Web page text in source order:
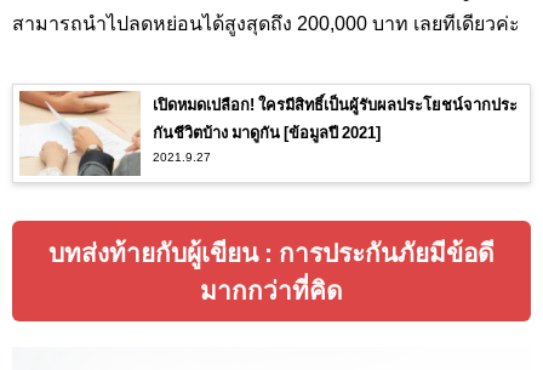
สามารถนำไปลดหย่อนได้สูงสุดถึง 200,000 บาท เลยทีเดียวค่ะ
เปิดหมดเปลือก! ใครมีสิทธิ์เป็นผู้รับผลประโยชน์จากประ
กันชีวิตบ้าง มาดูกัน [ข้อมูลปี 2021]
2021.9.27
บทส่งท้ายกับผู้เขียน : การประกันภัยมีข้อดี
มากกว่าที่คิด